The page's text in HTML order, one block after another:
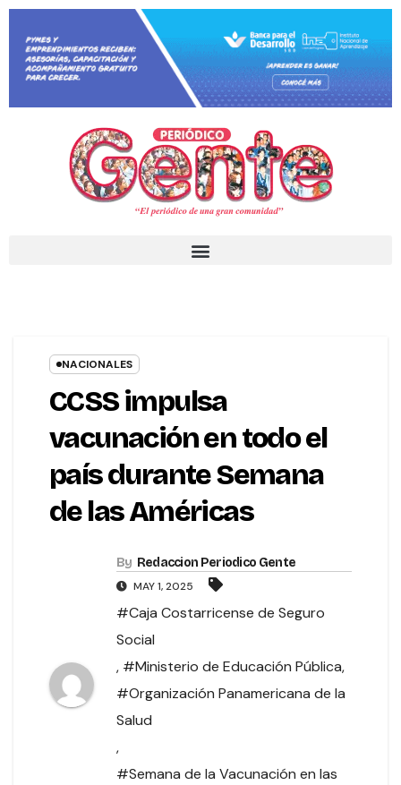
NACIONALES
CCSS impulsa
vacunación en todo el
país durante Semana
de las Américas
By Redaccion Periodico Gente
MAY 1, 2025
#Caja Costarricense de Seguro
Social
, #Ministerio de Educación Pública,
#Organización Panamericana de la
Salud
,
#Semana de la Vacunación en las